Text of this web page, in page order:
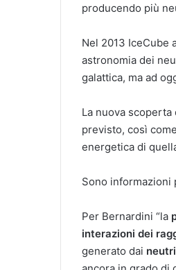
producendo più
Nel 2013 IceCube
astronomia dei
galattica, ma ad
La nuova scoperta
previsto, così
energetica di
Sono informazioni
Per Bernardini “la
interazioni dei
generato dai